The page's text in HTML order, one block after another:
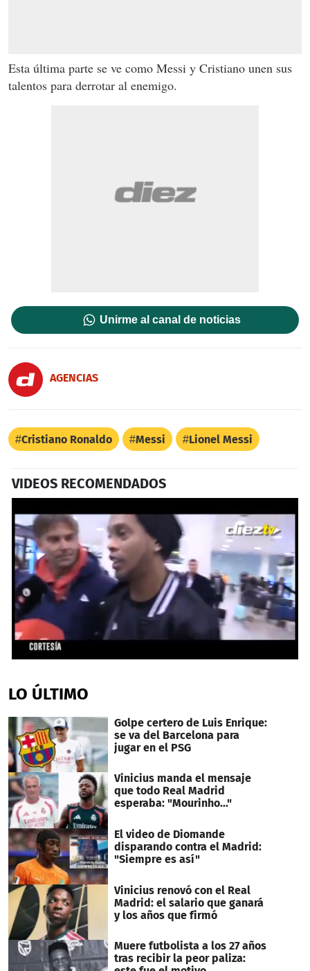
Esta última parte se ve como Messi y Cristiano unen sus
talentos para derrotar al enemigo.
Unirme al canal de noticias
AGENCIAS
Cristiano Ronaldo Messi Lionel Messi
VIDEOS RECOMENDADOS
of
1
37
seconds
LO ÚLTIMO
Golpe certero de Luis Enrique:
se va del Barcelona para
jugar en el PSG
Vinicius manda el mensaje
que todo Real Madrid
esperaba: "Mourinho..."
El video de Diomande
disparando contra el Madrid:
"Siempre es así"
Vinicius renovó con el Real
Madrid: el salario que ganará
y los años que firmó
Muere futbolista a los 27 años
tras recibir la peor paliza: